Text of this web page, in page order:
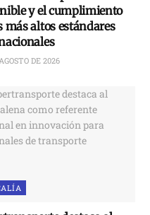
y el cumplimiento
más altos estándares
DE 2026